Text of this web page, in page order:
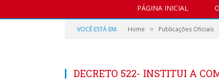
PÁGINA INICIAL
VOCÊ ESTÁ EM: Home » Publicações Oficiais
DECRETO 522- INSTITUI A